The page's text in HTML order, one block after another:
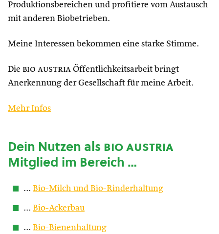
Produktionsbereichen und profitiere vom Austausch
mit anderen Biobetrieben.
Meine Interessen bekommen eine starke Stimme.
Die bio austria Öffentlichkeitsarbeit bringt
Anerkennung der Gesellschaft für meine Arbeit.
Mehr Infos
Dein Nutzen alsbio austria
Mitglied im Bereich …
… Bio-Milch und Bio-Rinderhaltung
… Bio-Ackerbau
… Bio-Bienenhaltung